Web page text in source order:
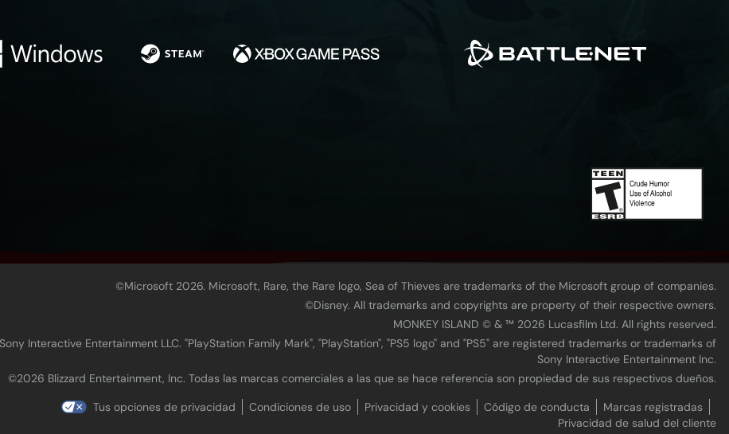
©Microsoft 2026. Microsoft, Rare, the Rare logo, Sea of Thieves are trademarks of the Microsoft group of companies.
©Disney. All trademarks and copyrights are property of their respective owners.
MONKEY ISLAND © & ™ 20‍26 Lucasfilm Ltd. All rights reserved.
Interactive Entertainment LLC. "PlayStation Family Mark", "PlayStation", "PS5 logo" and "PS5" are registered trademarks or trademarks of
Sony Interactive Entertainment Inc.
©2026 Blizzard Entertainment, Inc. Todas las marcas comerciales a las que se hace referencia son propiedad de sus respectivos dueños.
Tus opciones de privacidad
Condiciones de uso Privacidad y cookies Código de conducta
Marcas registradas
Privacidad de salud del cliente